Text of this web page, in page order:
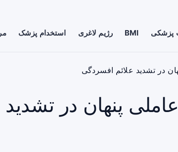
پزشکی BMI رژیم لاغری استخدام پزشک
در تشدید علائم افسردگی
پنهان در تشدید